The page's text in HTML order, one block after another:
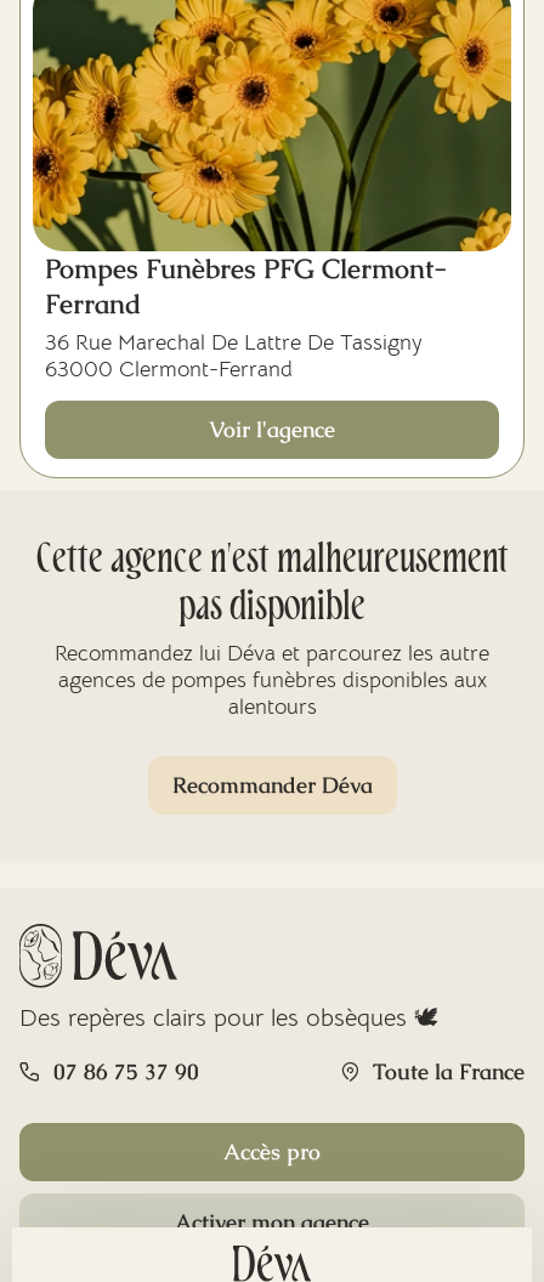
Pompes Funèbres PFG Clermont-
Ferrand
36 Rue Marechal De Lattre De Tassigny
63000 Clermont-Ferrand
Voir l'agence
Cette agence n'est malheureusement
pas disponible
Recommandez lui Déva et parcourez les autre
agences de pompes funèbres disponibles aux
alentours
Recommander Déva
Des repères clairs pour les obsèques 🕊️
07 86 75 37 90 Toute la France
Accès pro
Activer mon agence